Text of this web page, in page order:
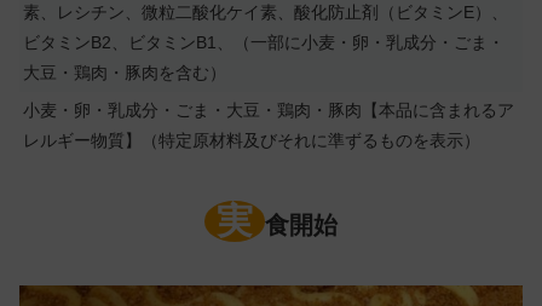
素、レシチン、微粒二酸化ケイ素、酸化防止剤（ビタミンE）、
ビタミンB2、ビタミンB1、（一部に小麦・卵・乳成分・ごま・
大豆・鶏肉・豚肉を含む）
小麦・卵・乳成分・ごま・大豆・鶏肉・豚肉【本品に含まれるア
レルギー物質】（特定原材料及びそれに準ずるものを表示）
実 食開始